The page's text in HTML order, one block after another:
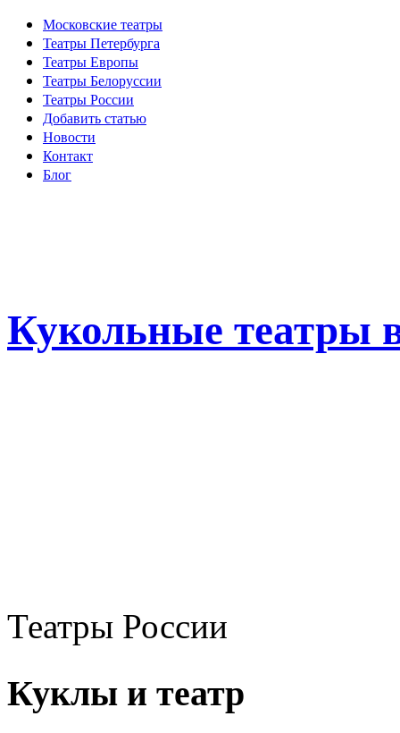
Московские театры
Театры Петербурга
Театры Европы
Театры Белоруссии
Театры России
Добавить статью
Новости
Контакт
Блог
Кукольные театры
Театры России
Куклы и театр